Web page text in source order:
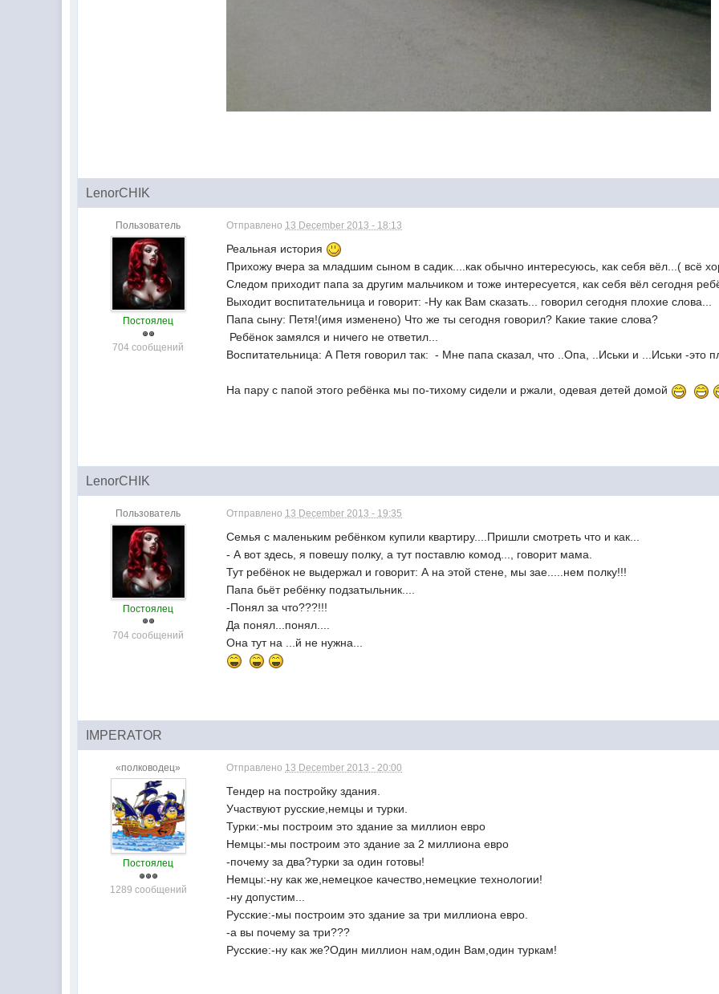
LenorCHIK
Пользователь
Постоялец
704 сообщений
Отправлено 13 December 2013 - 18:13
Реальная история
Прихожу вчера за младшим сыном в садик....как обычно интересуюсь, как себя вёл...( всё
Следом приходит папа за другим мальчиком и тоже интересуется, как себя вёл сегодня
Выходит воспитательница и говорит: -Ну как Вам сказать... говорил сегодня плохие слова...
Папа сыну: Петя!(имя изменено) Что же ты сегодня говорил? Какие такие слова?
Ребёнок замялся и ничего не ответил...
Воспитательница: А Петя говорил так: - Мне папа сказал, что ..Опа, ..Иськи и ...Иськи -это
На пару с папой этого ребёнка мы по-тихому сидели и ржали, одевая детей домой
LenorCHIK
Пользователь
Постоялец
704 сообщений
Отправлено 13 December 2013 - 19:35
Семья с маленьким ребёнком купили квартиру....Пришли смотреть что и как...
- А вот здесь, я повешу полку, а тут поставлю комод..., говорит мама.
Тут ребёнок не выдержал и говорит: А на этой стене, мы зае.....нем полку!!!
Папа бьёт ребёнку подзатыльник....
-Понял за что???!!!
Да понял...понял....
Она тут на ...й не нужна...
IMPERATOR
«полководец»
Постоялец
1289 сообщений
Отправлено 13 December 2013 - 20:00
Тендер на постройку здания.
Участвуют русские,немцы и турки.
Турки:-мы построим это здание за миллион евро
Немцы:-мы построим это здание за 2 миллиона евро
-почему за два?турки за один готовы!
Немцы:-ну как же,немецкое качество,немецкие технологии!
-ну допустим...
Русские:-мы построим это здание за три миллиона евро.
-а вы почему за три???
Русские:-ну как же?Один миллион нам,один Вам,один туркам!